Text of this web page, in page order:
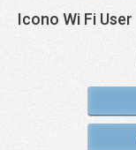
Icono Wi Fi User